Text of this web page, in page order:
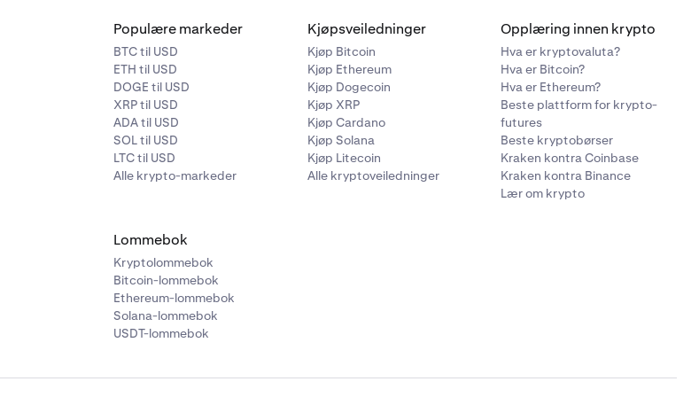
Populære markeder
BTC til USD
ETH til USD
DOGE til USD
XRP til USD
ADA til USD
SOL til USD
LTC til USD
Alle krypto-markeder
Kjøpsveiledninger
Kjøp Bitcoin
Kjøp Ethereum
Kjøp Dogecoin
Kjøp XRP
Kjøp Cardano
Kjøp Solana
Kjøp Litecoin
Alle kryptoveiledninger
Opplæring innen krypto
Hva er kryptovaluta?
Hva er Bitcoin?
Hva er Ethereum?
Beste plattform for krypto-
futures
Beste kryptobørser
Kraken kontra Coinbase
Kraken kontra Binance
Lær om krypto
Lommebok
Kryptolommebok
Bitcoin-lommebok
Ethereum-lommebok
Solana-lommebok
USDT-lommebok